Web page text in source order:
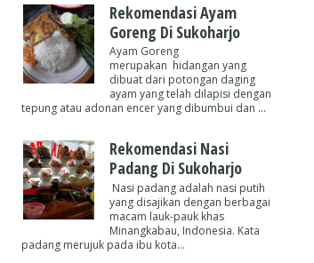
Rekomendasi Ayam
Goreng Di Sukoharjo
Ayam Goreng
merupakan hidangan yang
dibuat dari potongan daging
ayam yang telah dilapisi dengan
tepung atau adonan encer yang dibumbui dan ...
Rekomendasi Nasi
Padang Di Sukoharjo
Nasi padang adalah nasi putih
yang disajikan dengan berbagai
macam lauk-pauk khas
Minangkabau, Indonesia. Kata
padang merujuk pada ibu kota...